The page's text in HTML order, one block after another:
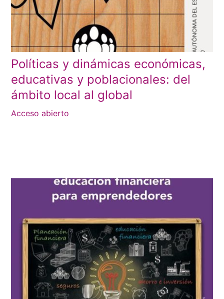
Políticas y dinámicas económicas,
educativas y poblacionales: del
ámbito local al global
Acceso abierto